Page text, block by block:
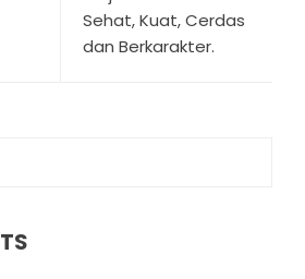
Sehat, Kuat, Cerdas
dan Berkarakter.